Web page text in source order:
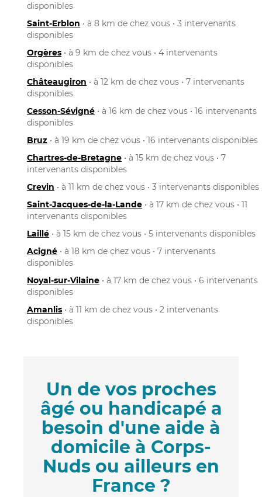
disponibles
Saint-Erblon • à 8 km de chez vous • 3 intervenants
disponibles
Orgères • à 9 km de chez vous • 4 intervenants
disponibles
Châteaugiron • à 12 km de chez vous • 7 intervenants
disponibles
Cesson-Sévigné • à 16 km de chez vous • 16 intervenants
disponibles
Bruz • à 19 km de chez vous • 16 intervenants disponibles
Chartres-de-Bretagne • à 15 km de chez vous • 7
intervenants disponibles
Crevin • à 11 km de chez vous • 3 intervenants disponibles
Saint-Jacques-de-la-Lande • à 17 km de chez vous • 11
intervenants disponibles
Laillé • à 15 km de chez vous • 5 intervenants disponibles
Acigné • à 18 km de chez vous • 7 intervenants
disponibles
Noyal-sur-Vilaine • à 17 km de chez vous • 6 intervenants
disponibles
Amanlis • à 11 km de chez vous • 2 intervenants
disponibles
Un de vos proches
âgé ou handicapé a
besoin d'une aide à
domicile à Corps-
Nuds ou ailleurs en
France ?